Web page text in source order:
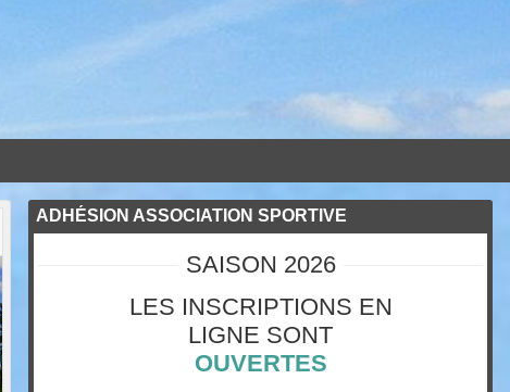
ADHÉSION ASSOCIATION SPORTIVE
SAISON 2026
LES INSCRIPTIONS EN
LIGNE SONT
OUVERTES